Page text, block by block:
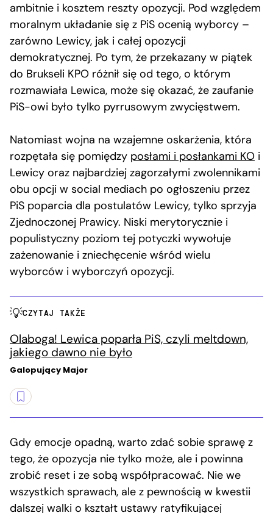
ambitnie i kosztem reszty opozycji. Pod względem
moralnym układanie się z PiS ocenią wyborcy –
zarówno Lewicy, jak i całej opozycji
demokratycznej. Po tym, że przekazany w piątek
do Brukseli KPO różnił się od tego, o którym
rozmawiała Lewica, może się okazać, że zaufanie
PiS-owi było tylko pyrrusowym zwycięstwem.
Natomiast wojna na wzajemne oskarżenia, która
rozpętała się pomiędzy posłami i posłankami KO i
Lewicy oraz najbardziej zagorzałymi zwolennikami
obu opcji w social mediach po ogłoszeniu przez
PiS poparcia dla postulatów Lewicy, tylko sprzyja
Zjednoczonej Prawicy. Niski merytorycznie i
populistyczny poziom tej potyczki wywołuje
zażenowanie i zniechęcenie wśród wielu
wyborców i wyborczyń opozycji.
CZYTAJ TAKŻE
Olaboga! Lewica poparła PiS, czyli meltdown,
jakiego dawno nie było
Galopujący Major
Gdy emocje opadną, warto zdać sobie sprawę z
tego, że opozycja nie tylko może, ale i powinna
zrobić reset i ze sobą współpracować. Nie we
wszystkich sprawach, ale z pewnością w kwestii
dalszej walki o kształt ustawy ratyfikującej